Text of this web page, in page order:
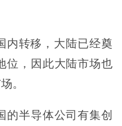
内转移，大陆已经奠
位，因此大陆市场也
。
的半导体公司有集创